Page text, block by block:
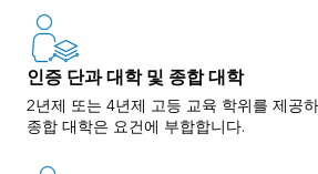
인증 단과 대학 및 종합 대학
2년제 또는 4년제 고등 교육 학위를 제공
종합 대학은 요건에 부합합니다.